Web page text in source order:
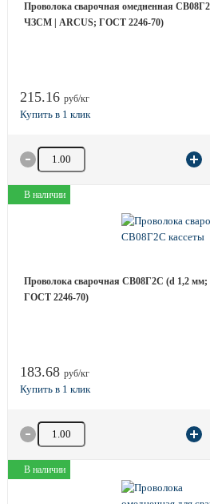
Проволока сварочная омедненная
ЧЗСМ | ARCUS; ГОСТ 2246-70)
215.16 руб/кг
Количество товара
В наличии
Проволока сварочная СВ08Г2С (d 1,2 мм;
ГОСТ 2246-70)
183.68 руб/кг
Количество товара
В наличии